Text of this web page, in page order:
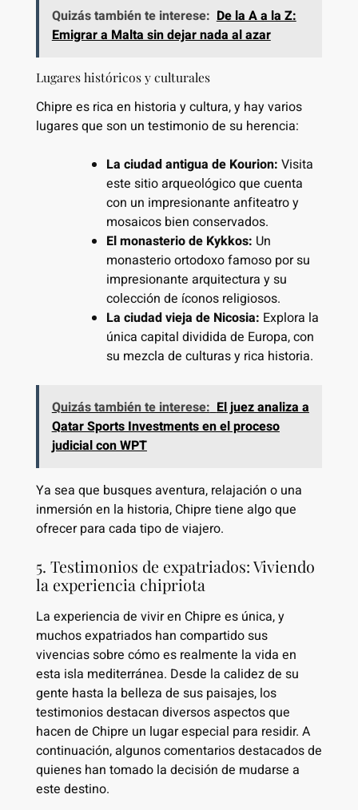
Quizás también te interese: De la A a la Z:
Emigrar a Malta sin dejar nada al azar
Lugares históricos y culturales
Chipre es rica en historia y cultura, y hay varios
lugares que son un testimonio de su herencia:
La ciudad antigua de Kourion: Visita
este sitio arqueológico que cuenta
con un impresionante anfiteatro y
mosaicos bien conservados.
El monasterio de Kykkos: Un
monasterio ortodoxo famoso por su
impresionante arquitectura y su
colección de íconos religiosos.
La ciudad vieja de Nicosia: Explora la
única capital dividida de Europa, con
su mezcla de culturas y rica historia.
Quizás también te interese: El juez analiza a
Qatar Sports Investments en el proceso
judicial con WPT
Ya sea que busques aventura, relajación o una
inmersión en la historia, Chipre tiene algo que
ofrecer para cada tipo de viajero.
5. Testimonios de expatriados: Viviendo
la experiencia chipriota
La experiencia de vivir en Chipre es única, y
muchos expatriados han compartido sus
vivencias sobre cómo es realmente la vida en
esta isla mediterránea. Desde la calidez de su
gente hasta la belleza de sus paisajes, los
testimonios destacan diversos aspectos que
hacen de Chipre un lugar especial para residir. A
continuación, algunos comentarios destacados de
quienes han tomado la decisión de mudarse a
este destino.